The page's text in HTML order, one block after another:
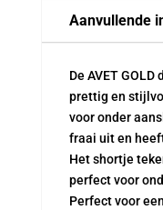
Aanvullende
De AVET
prettig en
voor onder
fraai uit en
Het shortje
perfect voor
Perfect voor